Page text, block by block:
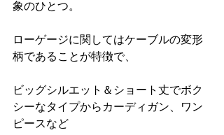
象のひとつ。
ローゲージに関してはケーブルの変形
柄であることが特徴で、
ビッグシルエット＆ショート丈でボク
シーなタイプからカーディガン、ワン
ピースなど